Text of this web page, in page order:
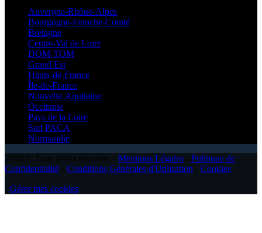
Auvergne-Rhône-Alpes
Bourgogne-Franche-Comté
Bretagne
Centre-Val de Loire
DOM-TOM
Grand Est
Hauts-de-France
Île-de-France
Nouvelle-Aquitaine
Occitanie
Pays de la Loire
Sud PACA
Normandie
Mentions Légales
Politique de
Confidentialité
Conditions Générales d'Utilisation
Cookies
Gérer mes cookies